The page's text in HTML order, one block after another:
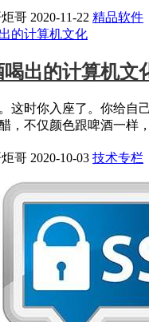
炬哥 2020-11-22 精品软件
出的计算机文
这时你入座了。你给自
，不仅颜色跟啤酒一样
炬哥 2020-10-03 技术专栏